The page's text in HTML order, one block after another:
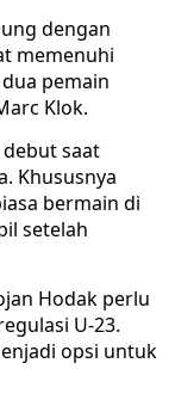
dengan
memenuhi
pemain
Klok.
saat
Khususnya
bermain di
setelah
Hodak perlu
U-23.
opsi untuk